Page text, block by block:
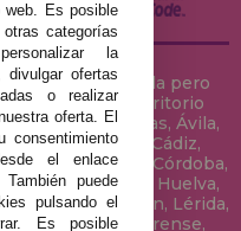
ubicada en Sevilla pero
ciudad del territorio
Almería, Asturias, Ávila,
Cáceres, Cádiz,
Ciudad Real, Córdoba,
Guipúzcoa, Huelva,
Las Palmas, Leon, Lérida,
Navarra, Orense,
web. Es posible
categorías
la
divulgar ofertas
o realizar
oferta. El
consentimiento
el enlace
puede
pulsando el
Es posible